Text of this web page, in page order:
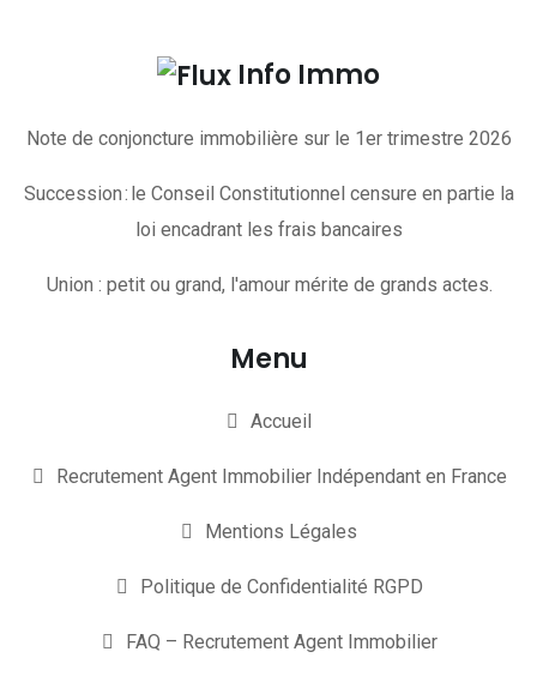
Info Immo
Note de conjoncture immobilière sur le 1er trimestre 2026
Succession : le Conseil Constitutionnel censure en partie la
loi encadrant les frais bancaires
Union : petit ou grand, l'amour mérite de grands actes.
Menu
Accueil
Recrutement Agent Immobilier Indépendant en France
Mentions Légales
Politique de Confidentialité RGPD
FAQ – Recrutement Agent Immobilier